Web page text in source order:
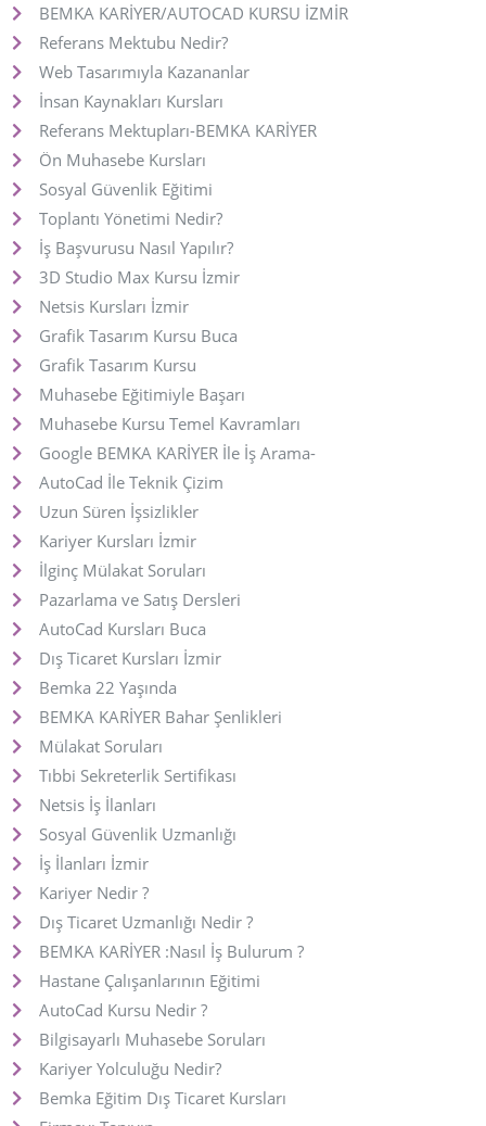
BEMKA KARİYER/AUTOCAD KURSU İZMİR
Referans Mektubu Nedir?
Web Tasarımıyla Kazananlar
İnsan Kaynakları Kursları
Referans Mektupları-BEMKA KARİYER
Ön Muhasebe Kursları
Sosyal Güvenlik Eğitimi
Toplantı Yönetimi Nedir?
İş Başvurusu Nasıl Yapılır?
3D Studio Max Kursu İzmir
Netsis Kursları İzmir
Grafik Tasarım Kursu Buca
Grafik Tasarım Kursu
Muhasebe Eğitimiyle Başarı
Muhasebe Kursu Temel Kavramları
Google BEMKA KARİYER İle İş Arama-
AutoCad İle Teknik Çizim
Uzun Süren İşsizlikler
Kariyer Kursları İzmir
İlginç Mülakat Soruları
Pazarlama ve Satış Dersleri
AutoCad Kursları Buca
Dış Ticaret Kursları İzmir
Bemka 22 Yaşında
BEMKA KARİYER Bahar Şenlikleri
Mülakat Soruları
Tıbbi Sekreterlik Sertifikası
Netsis İş İlanları
Sosyal Güvenlik Uzmanlığı
İş İlanları İzmir
Kariyer Nedir ?
Dış Ticaret Uzmanlığı Nedir ?
BEMKA KARİYER :Nasıl İş Bulurum ?
Hastane Çalışanlarının Eğitimi
AutoCad Kursu Nedir ?
Bilgisayarlı Muhasebe Soruları
Kariyer Yolculuğu Nedir?
Bemka Eğitim Dış Ticaret Kursları